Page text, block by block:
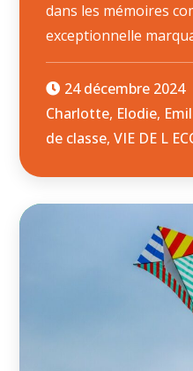
dans les mémoires
exceptionnelle
24 décembre 2024
Charlotte, Elodie,
de classe,VIE DE L